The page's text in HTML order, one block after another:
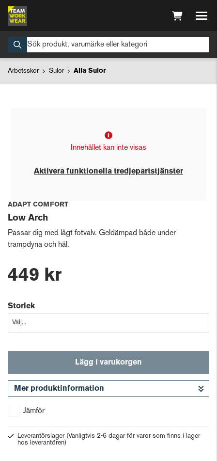
Arbetsskor Sulor Alla Sulor
Innehållet kan inte visas
Aktivera funktionella tredjepartstjänster
ADAPT COMFORT
Low Arch
Passar dig med lågt fotvalv. Geldämpad både under
trampdyna och häl.
449 kr
Storlek
Lägg i varukorgen
Mer produktinformation
Jämför
Leverantörslager (Vanligtvis 2-6 dagar för varor som finns i lager
hos leverantören)